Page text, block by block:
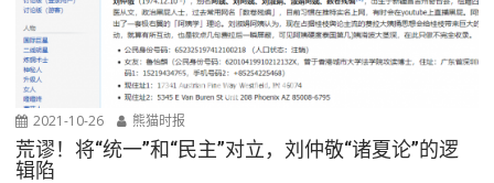
2021-10-26 熊猫时报
荒谬！将“统一”和“民主”对立，刘仲敬“诸夏论”的逻
辑陷